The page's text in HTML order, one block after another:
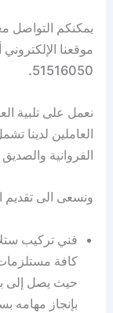
يمكنكم التواصل
موقعنا
51516050.
العاملين لدينا
الفروانية
ونسعى الى تقديم
فني تركيب
كافة مستلزمات
حيث يصل إلى
بإنجاز مهامه